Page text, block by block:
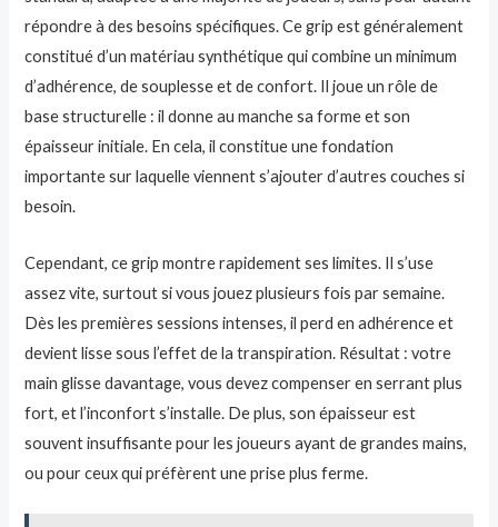
répondre à des besoins spécifiques. Ce grip est généralement
constitué d’un matériau synthétique qui combine un minimum
d’adhérence, de souplesse et de confort. Il joue un rôle de
base structurelle : il donne au manche sa forme et son
épaisseur initiale. En cela, il constitue une fondation
importante sur laquelle viennent s’ajouter d’autres couches si
besoin.
Cependant, ce grip montre rapidement ses limites. Il s’use
assez vite, surtout si vous jouez plusieurs fois par semaine.
Dès les premières sessions intenses, il perd en adhérence et
devient lisse sous l’effet de la transpiration. Résultat : votre
main glisse davantage, vous devez compenser en serrant plus
fort, et l’inconfort s’installe. De plus, son épaisseur est
souvent insuffisante pour les joueurs ayant de grandes mains,
ou pour ceux qui préfèrent une prise plus ferme.